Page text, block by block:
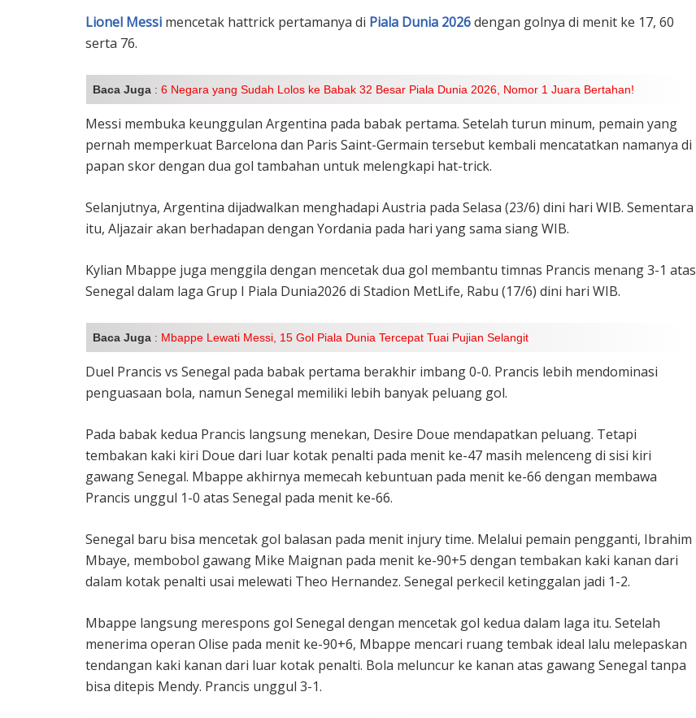
Lionel Messi mencetak hattrick pertamanya di Piala Dunia 2026dengan golnya di menit ke 17, 60
serta 76.
Baca Juga : 6 Negara yang Sudah Lolos ke Babak 32 Besar Piala Dunia 2026, Nomor 1 Juara Bertahan!
Messi membuka keunggulan Argentina pada babak pertama. Setelah turun minum, pemain yang
pernah memperkuat Barcelona dan Paris Saint-Germain tersebut kembali mencatatkan namanya di
papan skor dengan dua gol tambahan untuk melengkapi hat-trick.
Selanjutnya, Argentina dijadwalkan menghadapi Austria pada Selasa (23/6) dini hari WIB. Sementara
itu, Aljazair akan berhadapan dengan Yordania pada hari yang sama siang WIB.
Kylian Mbappe juga menggila dengan mencetak dua gol membantu timnas Prancis menang 3-1 atas
Senegal dalam laga Grup I Piala Dunia2026 di Stadion MetLife, Rabu (17/6) dini hari WIB.
Baca Juga : Mbappe Lewati Messi, 15 Gol Piala Dunia Tercepat Tuai Pujian Selangit
Duel Prancis vs Senegal pada babak pertama berakhir imbang 0-0. Prancis lebih mendominasi
penguasaan bola, namun Senegal memiliki lebih banyak peluang gol.
Pada babak kedua Prancis langsung menekan, Desire Doue mendapatkan peluang. Tetapi
tembakan kaki kiri Doue dari luar kotak penalti pada menit ke-47 masih melenceng di sisi kiri
gawang Senegal. Mbappe akhirnya memecah kebuntuan pada menit ke-66 dengan membawa
Prancis unggul 1-0 atas Senegal pada menit ke-66.
Senegal baru bisa mencetak gol balasan pada menit injury time. Melalui pemain pengganti, Ibrahim
Mbaye, membobol gawang Mike Maignan pada menit ke-90+5 dengan tembakan kaki kanan dari
dalam kotak penalti usai melewati Theo Hernandez. Senegal perkecil ketinggalan jadi 1-2.
Mbappe langsung merespons gol Senegal dengan mencetak gol kedua dalam laga itu. Setelah
menerima operan Olise pada menit ke-90+6, Mbappe mencari ruang tembak ideal lalu melepaskan
tendangan kaki kanan dari luar kotak penalti. Bola meluncur ke kanan atas gawang Senegal tanpa
bisa ditepis Mendy. Prancis unggul 3-1.